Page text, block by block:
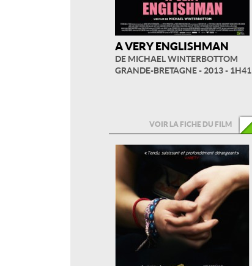
A VERY ENGLISHMAN
DE MICHAEL WINTERBOTTOM
GRANDE-BRETAGNE - 2013 - 1H41
VOIR LA FICHE DU FILM